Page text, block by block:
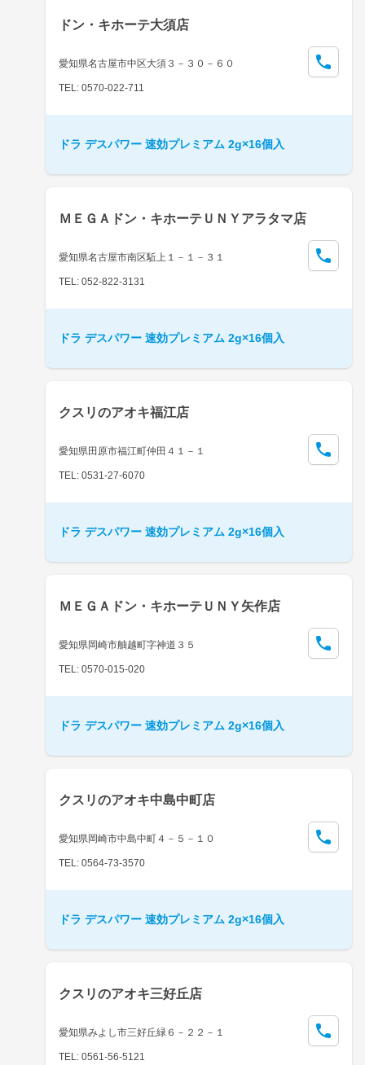
ドン・キホーテ大須店
愛知県名古屋市中区大須３－３０－６０
TEL: 0570-022-711
ドラ デスパワー 速効プレミアム 2g×16個入
ＭＥＧＡドン・キホーテＵＮＹアラタマ店
愛知県名古屋市南区駈上１－１－３１
TEL: 052-822-3131
ドラ デスパワー 速効プレミアム 2g×16個入
クスリのアオキ福江店
愛知県田原市福江町仲田４１－１
TEL: 0531-27-6070
ドラ デスパワー 速効プレミアム 2g×16個入
ＭＥＧＡドン・キホーテＵＮＹ矢作店
愛知県岡崎市舳越町字神道３５
TEL: 0570-015-020
ドラ デスパワー 速効プレミアム 2g×16個入
クスリのアオキ中島中町店
愛知県岡崎市中島中町４－５－１０
TEL: 0564-73-3570
ドラ デスパワー 速効プレミアム 2g×16個入
クスリのアオキ三好丘店
愛知県みよし市三好丘緑６－２２－１
TEL: 0561-56-5121